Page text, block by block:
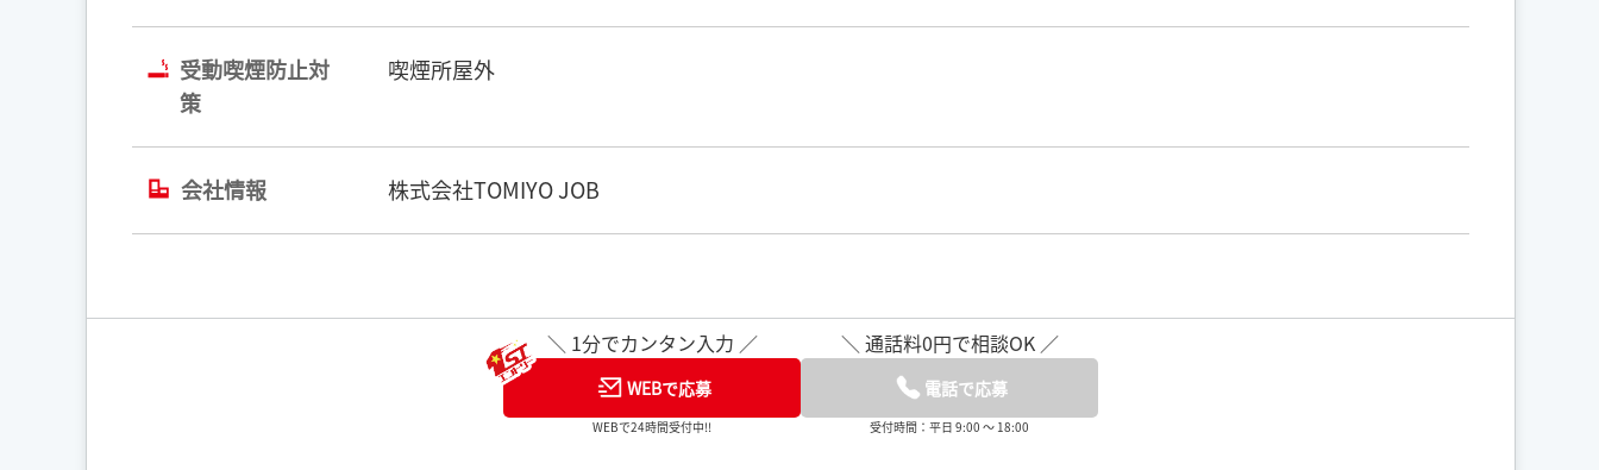
受動喫煙防止対
策
喫煙所屋外
会社情報 株式会社TOMIYO JOB
＼ 1分でカンタン入力 ／
WEBで応募
WEBで24時間受付中!!
＼ 通話料0円で相談OK ／
電話で応募
受付時間：平日 9:00 ～ 18:00